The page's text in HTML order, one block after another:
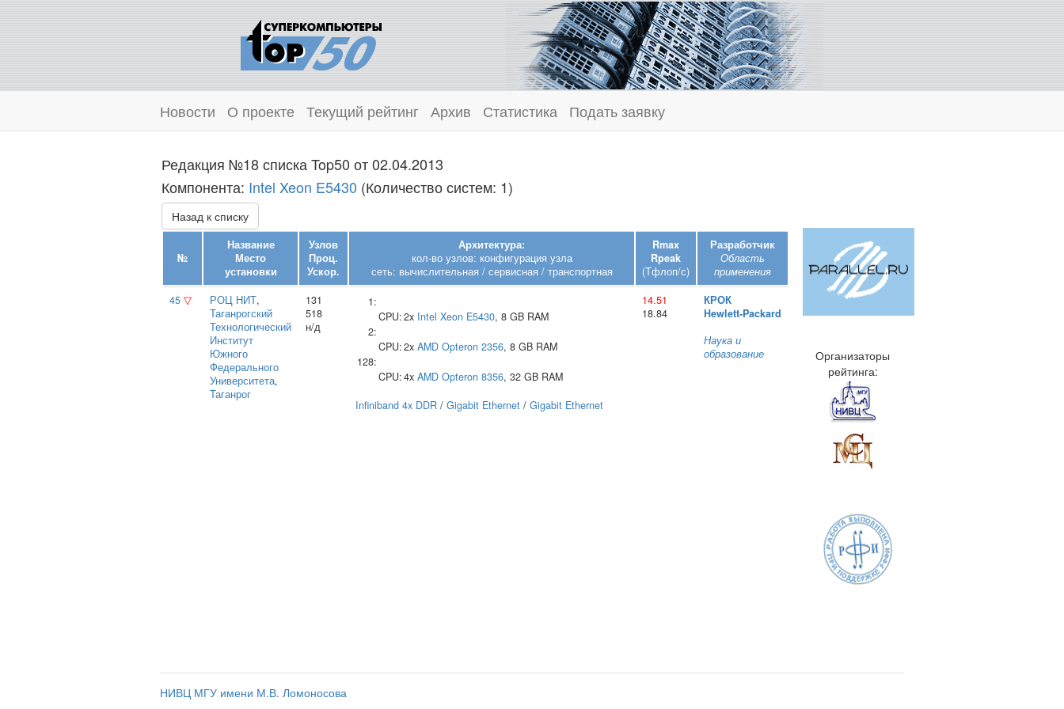
Новости О проекте Текущий рейтинг Архив Статистика Подать заявку
Редакция №18 списка Top50 от 02.04.2013
Компонента: Intel Xeon E5430 (Количество систем: 1)
Назад к списку
№
Название
Место
установки
Узлов
Проц.
Ускор.
Архитектура:
кол-во узлов: конфигурация узла
сеть: вычислительная / сервисная / транспортная
Rmax
Rpeak
(Тфлоп/с)
Разработчик
Область
применения
45 ▽ РОЦ НИТ,
Таганрогский
Технологический
Институт
Южного
Федерального
Университета,
Таганрог
131
518
н/д
1:
CPU:2x Intel Xeon E5430, 8 GB RAM
2:
CPU:2x AMD Opteron 2356, 8 GB RAM
128:
CPU:4x AMD Opteron 8356, 32 GB RAM
Infiniband 4x DDR / Gigabit Ethernet / Gigabit Ethernet
14.51
18.84
КРОК
Hewlett‑Packard
Наука и
образование
Организаторы
рейтинга:
НИВЦ МГУ имени М.В. Ломоносова